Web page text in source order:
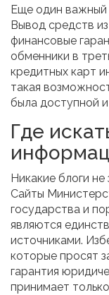
Еще один
Вывод средств
финансовые
обменники в
кредитных карт
такая
была доступной
Где
Никакие блоги
Сайты
государства и
являются
источниками.
которые просят
гарантия
принимает